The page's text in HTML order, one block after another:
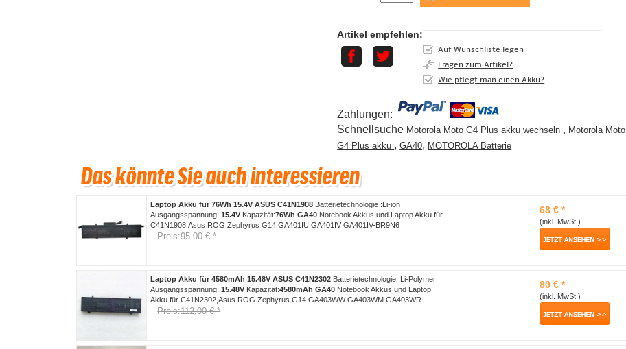
Artikel empfehlen:
Auf Wunschliste legen
Fragen zum Artikel?
Wie pflegt man einen Akku?
Zahlungen:
Schnellsuche Motorola Moto G4 Plus akku wechseln , Motorola Moto
G4 Plus akku ,GA40, MOTOROLA Batterie
Laptop Akku für 76Wh 15.4V ASUS C41N1908 Batterietechnologie :Li-ion
Ausgangsspannung:15.4V Kapazität:76Wh GA40 Notebook Akkus und Laptop Akku für
C41N1908,Asus ROG Zephyrus G14 GA401IU GA401IV GA401IV-BR9N6
Preis:95.00 € *
68 € *
(inkl. MwSt.)
Laptop Akku für 4580mAh 15.48V ASUS C41N2302 Batterietechnologie :Li-Polymer
Ausgangsspannung:15.48V Kapazität:4580mAh GA40 Notebook Akkus und Laptop
Akku für C41N2302,Asus ROG Zephyrus G14 GA403WW GA403WM GA403WR
Preis:112.00 € *
80 € *
(inkl. MwSt.)